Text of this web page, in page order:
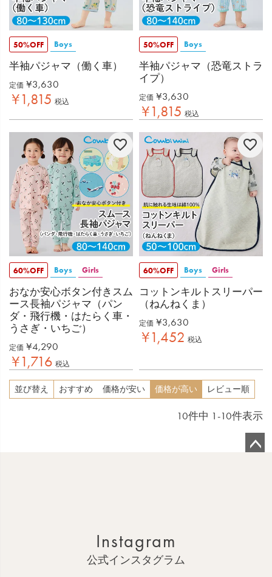
50%OFF Boys
半袖パジャマ（働く車）
定価 ¥3,630
¥1,815 税込
50%OFF Boys
半袖パジャマ（恐竜ストラ
イプ）
定価 ¥3,630
¥1,815 税込
60%OFF Boys Girls
おなか安心ボタン付きスム
ース長袖パジャマ（パン
ダ・飛行機・はたらく車・
うさぎ・いちご）
定価 ¥4,290
¥1,716 税込
60%OFF Boys Girls
コットンキルトスリーパー
（ねんねくま）
定価 ¥3,630
¥1,452 税込
並び替え おすすめ 価格が安い 価格が高い レビュー順
10件中 1 -10件表示
Instagram
公式インスタグラム